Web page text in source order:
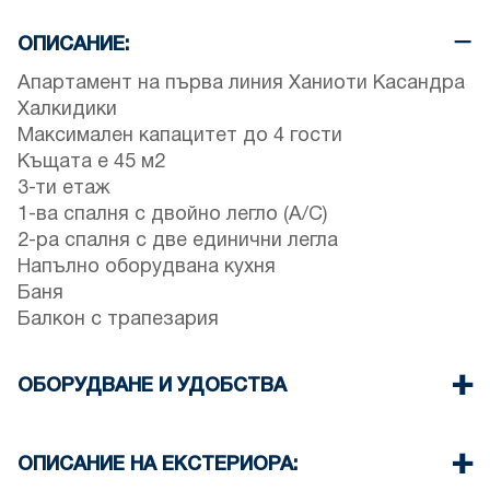
ОПИСАНИЕ:
Апартамент на първа линия Ханиоти Касандра
Халкидики
Максимален капацитет до 4 гости
Къщата е 45 м2
3-ти етаж
1-ва спалня с двойно легло (A/C)
2-ра спалня с две единични легла
Напълно оборудвана кухня
Баня
Балкон с трапезария
ОБОРУДВАНЕ И УДОБСТВА
Един Климатик
ОПИСАНИЕ НА ЕКСТЕРИОРА: